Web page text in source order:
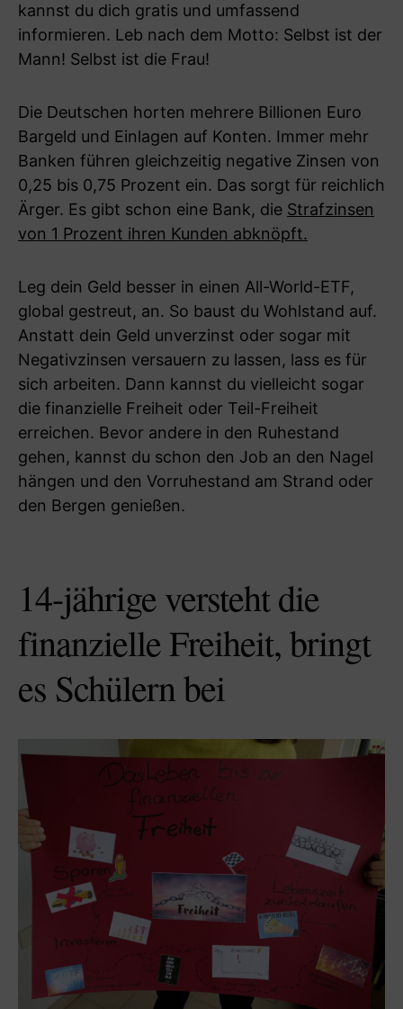
kannst du dich gratis und umfassend
informieren. Leb nach dem Motto: Selbst ist der
Mann! Selbst ist die Frau!
Die Deutschen horten mehrere Billionen Euro
Bargeld und Einlagen auf Konten. Immer mehr
Banken führen gleichzeitig negative Zinsen von
0,25 bis 0,75 Prozent ein. Das sorgt für reichlich
Ärger. Es gibt schon eine Bank, die Strafzinsen
von 1 Prozent ihren Kunden abknöpft.
Leg dein Geld besser in einen All-World-ETF,
global gestreut, an. So baust du Wohlstand auf.
Anstatt dein Geld unverzinst oder sogar mit
Negativzinsen versauern zu lassen, lass es für
sich arbeiten. Dann kannst du vielleicht sogar
die finanzielle Freiheit oder Teil-Freiheit
erreichen. Bevor andere in den Ruhestand
gehen, kannst du schon den Job an den Nagel
hängen und den Vorruhestand am Strand oder
den Bergen genießen.
14-jährige versteht die
finanzielle Freiheit, bringt
es Schülern bei